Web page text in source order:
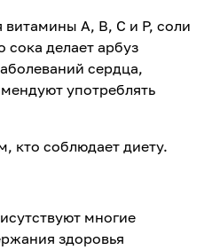
витамины А, В, С и Р, соли
сока делает арбуз
сердца,
употреблять
кто соблюдает диету.
многие
здоровья